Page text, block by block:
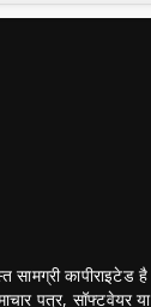
सामग्री कापीराइटेड
पत्र, सॉफ्टवेयर